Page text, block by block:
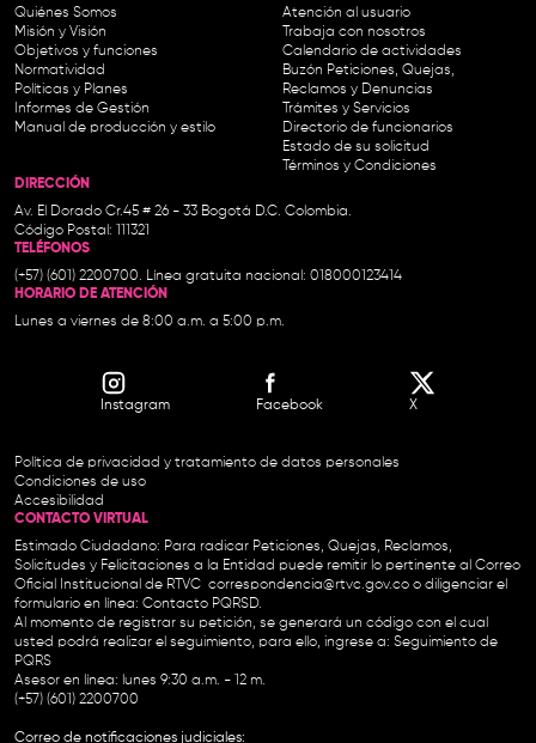
Quiénes Somos
Misión y Visión
Objetivos y funciones
Normatividad
Políticas y Planes
Informes de Gestión
Manual de producción y estilo
Atención al usuario
Trabaja con nosotros
Calendario de actividades
Buzón Peticiones, Quejas,
Reclamos y Denuncias
Trámites y Servicios
Directorio de funcionarios
Estado de su solicitud
Términos y Condiciones
DIRECCIÓN
Av. El Dorado Cr.45 # 26 - 33 Bogotá D.C. Colombia.
Código Postal: 111321
TELÉFONOS
(+57) (601) 2200700. Línea gratuita nacional: 018000123414
HORARIO DE ATENCIÓN
Lunes a viernes de 8:00 a.m. a 5:00 p.m.
Instagram Facebook X
Política de privacidad y tratamiento de datos personales
Condiciones de uso
Accesibilidad
CONTACTO VIRTUAL
Estimado Ciudadano: Para radicar Peticiones, Quejas, Reclamos,
Solicitudes y Felicitaciones a la Entidad puede remitir lo pertinente al Correo
Oficial Institucional de RTVC correspondencia@rtvc.gov.co o diligenciar el
formulario en línea: Contacto PQRSD.
Al momento de registrar su petición, se generará un código con el cual
usted podrá realizar el seguimiento, para ello, ingrese a: Seguimiento de
PQRS
Asesor en línea: lunes 9:30 a.m. - 12 m.
(+57) (601) 2200700
Correo de notificaciones judiciales: